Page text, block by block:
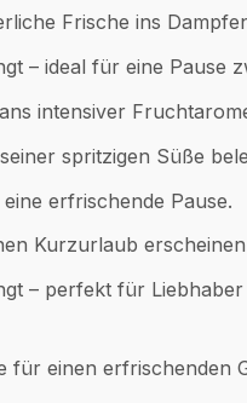
Frische ins
– ideal für eine Pause
intensiver
spritzigen Süße
erfrischende Pause.
Kurzurlaub
– perfekt für
für einen erfrischenden